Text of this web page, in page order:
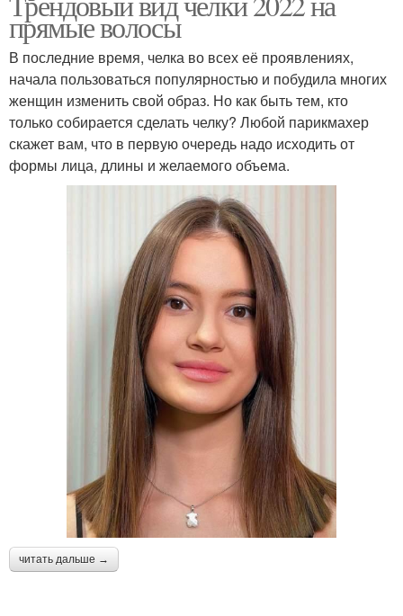
прямые волосы
В последние время, челка во всех её проявлениях,
начала пользоваться популярностью и побудила многих
женщин изменить свой образ. Но как быть тем, кто
только собирается сделать челку? Любой парикмахер
скажет вам, что в первую очередь надо исходить от
формы лица, длины и желаемого объема.
читать дальше →